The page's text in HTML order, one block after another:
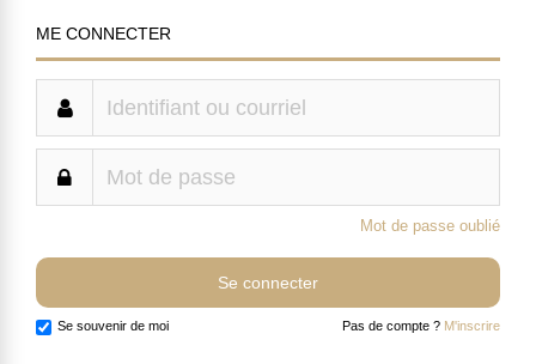
ME CONNECTER
Mot de passe oublié
Se souvenir de moi Pas de compte ? M'inscrire